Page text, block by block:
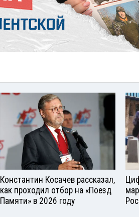
Константин Косачев рассказал,
как проходил отбор на «Поезд
Памяти» в 2026 году